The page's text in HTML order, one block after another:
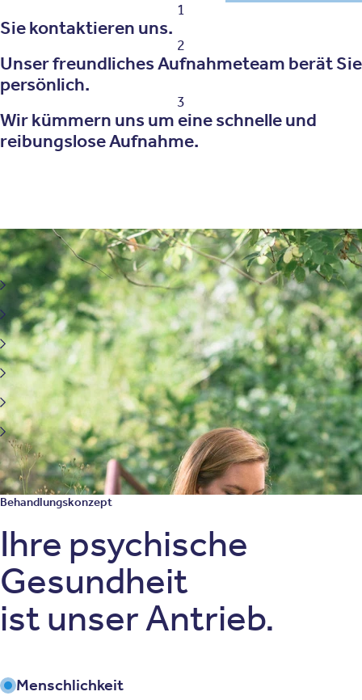
1
Sie kontaktieren uns.
2
Unser freundliches Aufnahmeteam berät Sie
persönlich.
3
Wir kümmern uns um eine schnelle und
reibungslose Aufnahme.
Behandlungsfelder der Achtsamkeitsbasierten
Psychotherapieverfahren
Depressionen
Stress- und Traumafolgestörungen (inkl. PTBS)
Angststörung
Zwangsstörung und verwandte Erkrankungen
Burnout
Sucht und Abhängigkeitserkrankungen
Behandlungskonzept
Ihre psychische
Gesundheit
ist unser Antrieb.
Menschlichkeit